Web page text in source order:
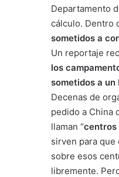
Departamento
cálculo. Dentro
sometidos a
Un reportaje
los
sometidos a un
Decenas de
pedido a China
llaman “centros
sirven para que
sobre esos
libremente.